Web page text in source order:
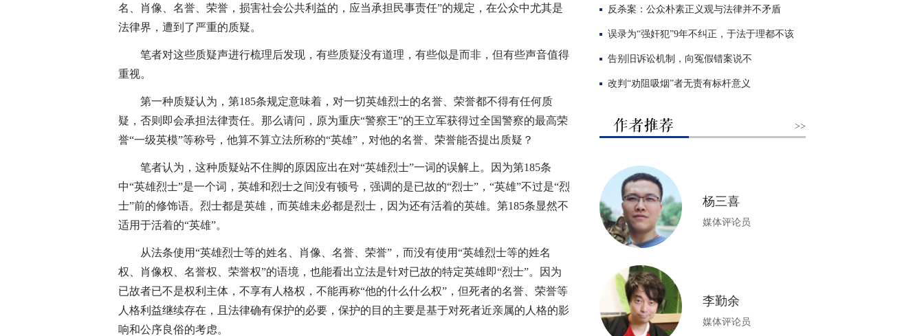
名、肖像、名誉、荣誉，损害社会公共利益的，应当承担民事责任”的规定，在公众中尤其是
法律界，遭到了严重的质疑。
笔者对这些质疑声进行梳理后发现，有些质疑没有道理，有些似是而非，但有些声音值得
重视。
第一种质疑认为，第185条规定意味着，对一切英雄烈士的名誉、荣誉都不得有任何质
疑，否则即会承担法律责任。那么请问，原为重庆“警察王”的王立军获得过全国警察的最高荣
誉“一级英模”等称号，他算不算立法所称的“英雄”，对他的名誉、荣誉能否提出质疑？
笔者认为，这种质疑站不住脚的原因应出在对“英雄烈士”一词的误解上。因为第185条
中“英雄烈士”是一个词，英雄和烈士之间没有顿号，强调的是已故的“烈士”，“英雄”不过是“烈
士”前的修饰语。烈士都是英雄，而英雄未必都是烈士，因为还有活着的英雄。第185条显然不
适用于活着的“英雄”。
从法条使用“英雄烈士等的姓名、肖像、名誉、荣誉”，而没有使用“英雄烈士等的姓名
权、肖像权、名誉权、荣誉权”的语境，也能看出立法是针对已故的特定英雄即“烈士”。因为
已故者已不是权利主体，不享有人格权，不能再称“他的什么什么权”，但死者的名誉、荣誉等
人格利益继续存在，且法律确有保护的必要，保护的目的主要是基于对死者近亲属的人格的影
响和公序良俗的考虑。
反杀案：公众朴素正义观与法律并不矛盾
误录为“强奸犯”9年不纠正，于法于理都不该
告别旧诉讼机制，向冤假错案说不
改判“劝阻吸烟”者无责有标杆意义
>>
杨三喜
媒体评论员
李勤余
媒体评论员